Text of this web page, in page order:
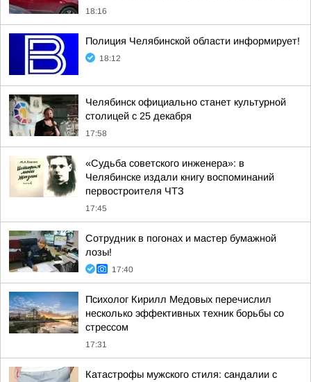
18:16
Полиция Челябинской области информирует!
18:12
Челябинск официально станет культурной
столицей с 25 декабря
17:58
«Судьба советского инженера»: в
Челябинске издали книгу воспоминаний
первостроителя ЧТЗ
17:45
Сотрудник в погонах и мастер бумажной
лозы!
17:40
Психолог Кирилл Медовых перечислил
несколько эффективных техник борьбы со
стрессом
17:31
Катастрофы мужского стиля: сандалии с